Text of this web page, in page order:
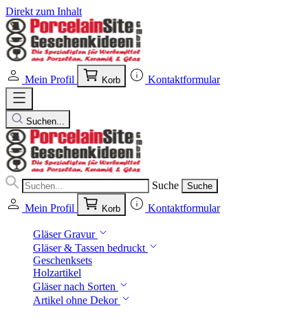
Direkt zum Inhalt
Mein Profil Korb Kontaktformular
Suchen...
Suche Suche
Mein Profil Korb Kontaktformular
Gläser Gravur
Gläser & Tassen bedruckt
Geschenksets
Holzartikel
Gläser nach Sorten
Artikel ohne Dekor